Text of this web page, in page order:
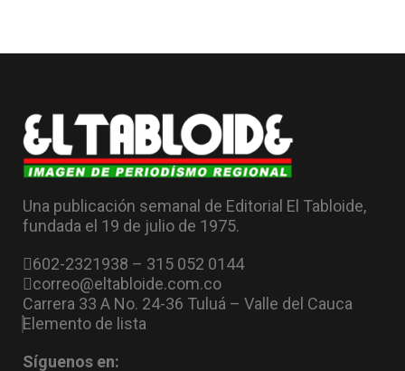
Una publicación semanal de Editorial El Tabloide,
fundada el 19 de julio de 1975.
602-2321938 – 315 052 0144
correo@eltabloide.com.co
Carrera 33 A No. 24-36 Tuluá – Valle del Cauca
Elemento de lista
Síguenos en: